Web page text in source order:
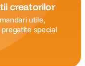
creatorilor
utile,
special